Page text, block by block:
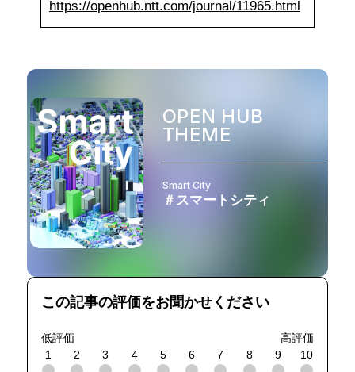
https://openhub.ntt.com/journal/11965.html
OPEN HUB
THEME
Smart City
＃スマートシティ
この記事の評価をお聞かせください
低評価
高評価
1
2 3 4 5 6 7 8 9 10